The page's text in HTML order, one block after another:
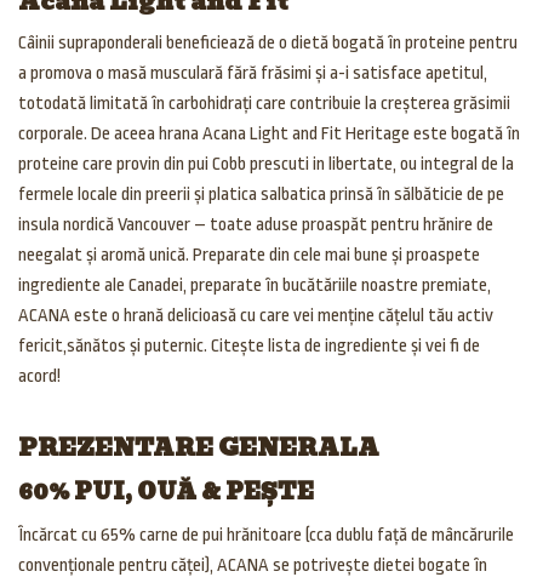
Câinii supraponderali beneficiează de o dietă bogată în proteine pentru
a promova o masă musculară fără frăsimi și a-i satisface apetitul,
totodată limitată în carbohidrați care contribuie la creșterea grăsimii
corporale. De aceea hrana Acana Light and Fit Heritage este bogată în
proteine care provin din pui Cobb prescuti in libertate, ou integral de la
fermele locale din preerii și platica salbatica prinsă în sălbăticie de pe
insula nordică Vancouver – toate aduse proaspăt pentru hrănire de
neegalat și aromă unică. Preparate din cele mai bune și proaspete
ingrediente ale Canadei, preparate în bucătăriile noastre premiate,
ACANA este o hrană delicioasă cu care vei menține cățelul tău activ
fericit,sănătos și puternic. Citește lista de ingrediente și vei fi de
acord!
PREZENTARE GENERALA
60% PUI, OUĂ & PEȘTE
Încărcat cu 65% carne de pui hrănitoare (cca dublu față de mâncărurile
convenționale pentru căței), ACANA se potrivește dietei bogate în